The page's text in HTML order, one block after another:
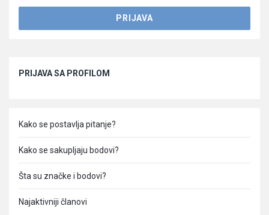
PRIJAVA SA PROFILOM
Kako se postavlja pitanje?
Kako se sakupljaju bodovi?
Šta su značke i bodovi?
Najaktivniji članovi